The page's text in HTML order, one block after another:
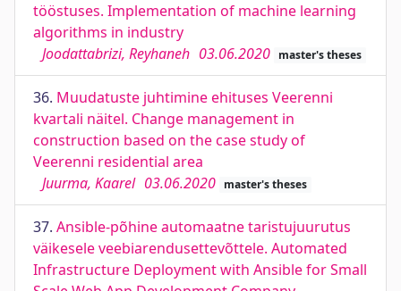
tööstuses. Implementation of machine learning
algorithms in industry
Joodattabrizi, Reyhaneh 03.06.2020 master's theses
36. Muudatuste juhtimine ehituses Veerenni
kvartali näitel. Change management in
construction based on the case study of
Veerenni residential area
Juurma, Kaarel 03.06.2020 master's theses
37. Ansible-põhine automaatne taristujuurutus
väikesele veebiarendusettevõttele. Automated
Infrastructure Deployment with Ansible for Small